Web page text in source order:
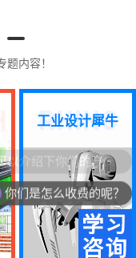
内容！
工业设计犀牛
可以介绍下你们的产品么？
你们是怎么收费的呢？